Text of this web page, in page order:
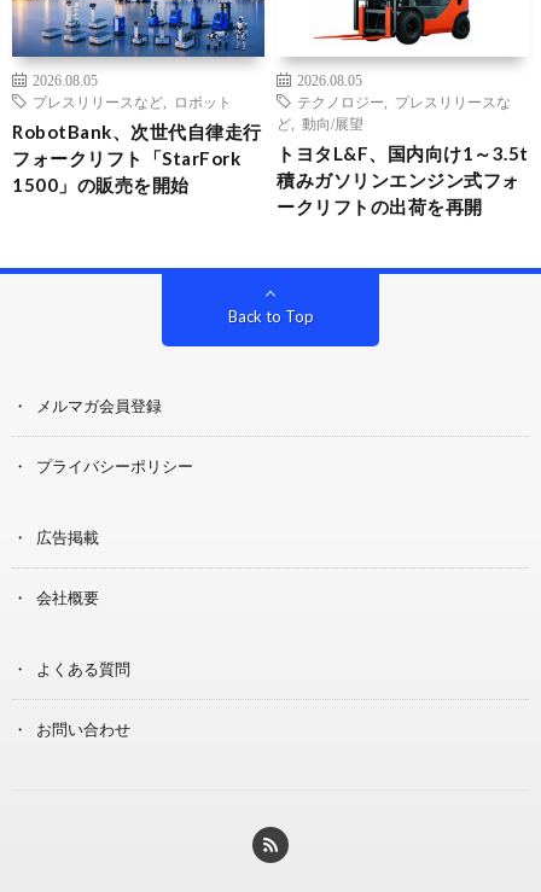
2026.08.05
プレスリリースなど
ロボット
RobotBank、次世代自律走行
フォークリフト「StarFork
1500」の販売を開始
2026.08.05
テクノロジー
プレスリリースな
ど
動向/展望
トヨタL&F、国内向け1～3.5t
積みガソリンエンジン式フォ
ークリフトの出荷を再開
Back to Top
メルマガ会員登録
プライバシーポリシー
広告掲載
会社概要
よくある質問
お問い合わせ